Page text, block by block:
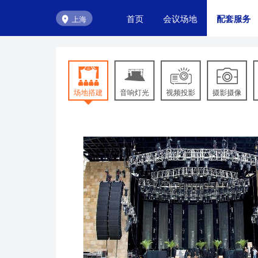
上海 首页 会议场地 配套服务
场地搭建 音响灯光 视频投影 摄影摄像